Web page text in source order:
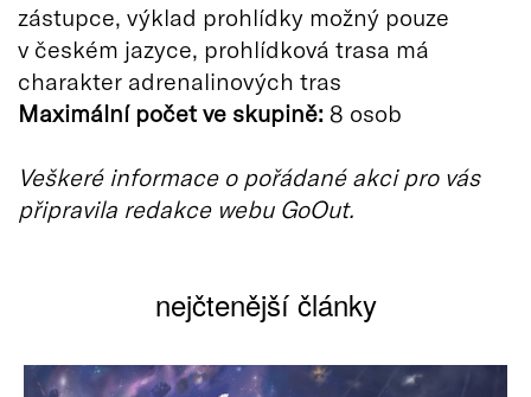
zástupce, výklad prohlídky možný pouze
v českém jazyce, prohlídková trasa má
charakter adrenalinových tras
Maximální počet ve skupině: 8 osob
Veškeré informace o pořádané akci pro vás
připravila redakce webu GoOut.
nejčtenější články